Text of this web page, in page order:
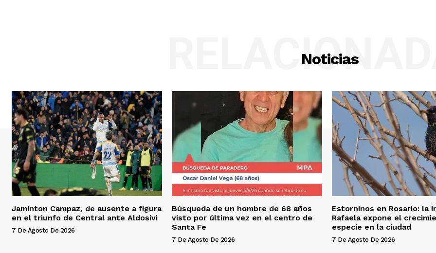
Noticias
Jaminton Campaz, de ausente a figura
en el triunfo de Central ante Aldosivi
7 De Agosto De 2026
Búsqueda de un hombre de 68 años
visto por última vez en el centro de
Santa Fe
7 De Agosto De 2026
Estorninos en Rosario: la
Rafaela expone el
especie en la ciudad
7 De Agosto De 2026